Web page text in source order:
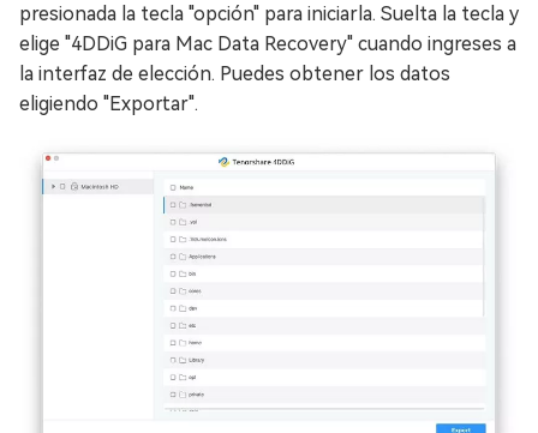
presionada la tecla "opción" para iniciarla. Suelta la tecla y
elige "4DDiG para Mac Data Recovery" cuando ingreses a
la interfaz de elección. Puedes obtener los datos
eligiendo "Exportar".